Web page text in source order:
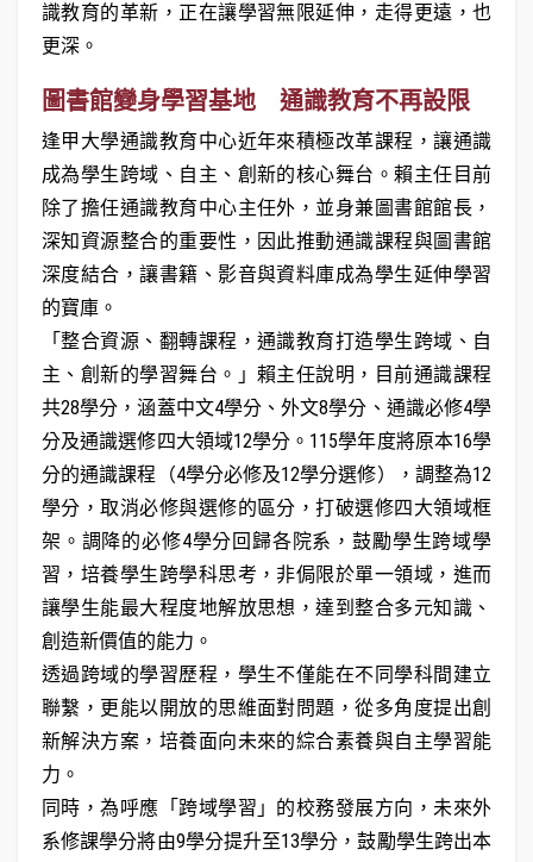
識教育的革新，正在讓學習無限延伸，走得更遠，也
更深。
圖書館變身學習基地 通識教育不再設限
逢甲大學通識教育中心近年來積極改革課程，讓通識
成為學生跨域、自主、創新的核心舞台。賴主任目前
除了擔任通識教育中心主任外，並身兼圖書館館長，
深知資源整合的重要性，因此推動通識課程與圖書館
深度結合，讓書籍、影音與資料庫成為學生延伸學習
的寶庫。
「整合資源、翻轉課程，通識教育打造學生跨域、自
主、創新的學習舞台。」賴主任說明，目前通識課程
共28學分，涵蓋中文4學分、外文8學分、通識必修4學
分及通識選修四大領域12學分。115學年度將原本16學
分的通識課程（4學分必修及12學分選修），調整為12
學分，取消必修與選修的區分，打破選修四大領域框
架。調降的必修4學分回歸各院系，鼓勵學生跨域學
習，培養學生跨學科思考，非侷限於單一領域，進而
讓學生能最大程度地解放思想，達到整合多元知識、
創造新價值的能力。
透過跨域的學習歷程，學生不僅能在不同學科間建立
聯繫，更能以開放的思維面對問題，從多角度提出創
新解決方案，培養面向未來的綜合素養與自主學習能
力。
同時，為呼應「跨域學習」的校務發展方向，未來外
系修課學分將由9學分提升至13學分，鼓勵學生跨出本